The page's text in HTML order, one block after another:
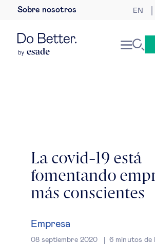
Sobre nosotros EN
Economía
Empresa
Estrategia &
La covid-19 está
fomentando
más conscientes
Empresa
08 septiembre 2020 6 minutos de